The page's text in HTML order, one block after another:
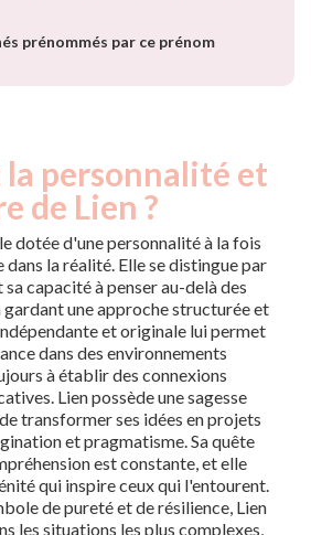
prénommés par ce prénom
la personnalité et
de Lien ?
dotée d'une personnalité à la fois
la réalité. Elle se distingue par
capacité à penser au-delà des
une approche structurée et
et originale lui permet
dans des environnements
à établir des connexions
Lien possède une sagesse
transformer ses idées en projets
et pragmatisme. Sa quête
est constante, et elle
qui inspire ceux qui l'entourent.
de pureté et de résilience, Lien
les situations les plus complexes,